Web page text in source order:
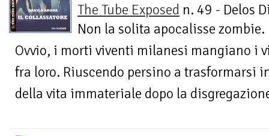
The Tube Exposed n. 49 - Delos
Non la solita apocalisse zombie.
Ovvio, i morti viventi milanesi mangiano i
fra loro. Riuscendo persino a trasformarsi
della vita immateriale dopo la